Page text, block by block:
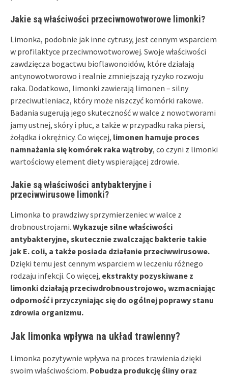
Jakie są właściwości przeciwnowotworowe limonki?
Limonka, podobnie jak inne cytrusy, jest cennym wsparciem
w profilaktyce przeciwnowotworowej. Swoje właściwości
zawdzięcza bogactwu bioflawonoidów, które działają
antynowotworowo i realnie zmniejszają ryzyko rozwoju
raka. Dodatkowo, limonki zawierają limonen – silny
przeciwutleniacz, który może niszczyć komórki rakowe.
Badania sugerują jego skuteczność w walce z nowotworami
jamy ustnej, skóry i płuc, a także w przypadku raka piersi,
żołądka i okrężnicy. Co więcej, limonen hamuje proces
namnażania się komórek raka wątroby, co czyni z limonki
wartościowy element diety wspierającej zdrowie.
Jakie są właściwości antybakteryjne i
przeciwwirusowe limonki?
Limonka to prawdziwy sprzymierzeniec w walce z
drobnoustrojami. Wykazuje silne właściwości
antybakteryjne, skutecznie zwalczając bakterie takie
jak E. coli, a także posiada działanie przeciwwirusowe.
Dzięki temu jest cennym wsparciem w leczeniu różnego
rodzaju infekcji. Co więcej, ekstrakty pozyskiwane z
limonki działają przeciwdrobnoustrojowo, wzmacniając
odporność i przyczyniając się do ogólnej poprawy stanu
zdrowia organizmu.
Jak limonka wpływa na układ trawienny?
Limonka pozytywnie wpływa na proces trawienia dzięki
swoim właściwościom. Pobudza produkcję śliny oraz